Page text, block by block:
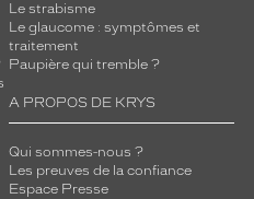
Le strabisme
Le glaucome : symptômes et
traitement
Paupière qui tremble ?
A PROPOS DE KRYS
Qui sommes-nous ?
Les preuves de la confiance
Espace Presse